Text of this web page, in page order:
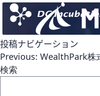
投稿ナビゲーション
Previous: WealthPark株
検索